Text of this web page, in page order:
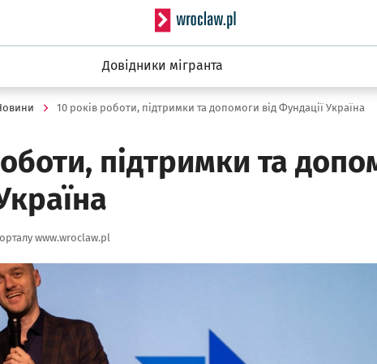
Serwis informacyjny
Довідники мігранта
10 років роботи, підтримки та допомоги від Фундації Україна
підтримки та
www.wroclaw.pl